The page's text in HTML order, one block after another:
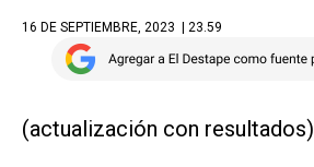
16 DE SEPTIEMBRE, 2023 | 23.59
(actualización con resultados)